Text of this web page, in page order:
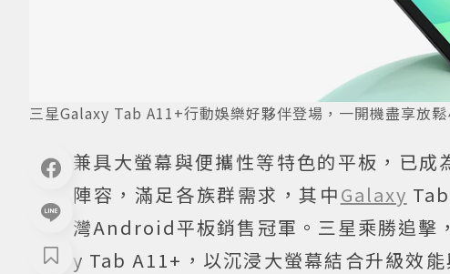
三星Galaxy Tab A11+行動娛樂好夥伴登場，一開機盡享放
兼具大螢幕與便攜性等特色的平板，已成
陣容，滿足各族群需求，其中Galaxy
灣Android平板銷售冠軍。三星乘勝追擊
y Tab A11+，以沉浸大螢幕結合升級效